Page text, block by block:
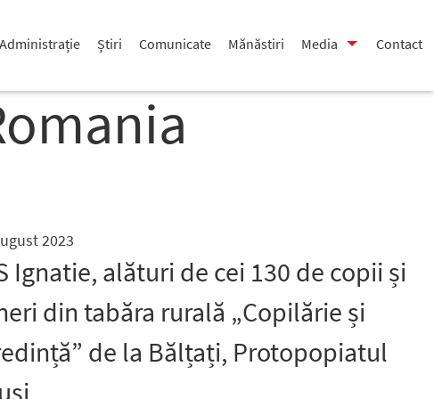
Administrație Știri Comunicate Mănăstiri Media Contact
2023
Ignatie, alături de cei 130 de copii și
din tabăra rurală „Copilărie și
de la Bălțați, Protopopiatul